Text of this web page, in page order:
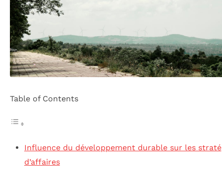
Table of Contents
Influence du développement durable sur les
d’affaires